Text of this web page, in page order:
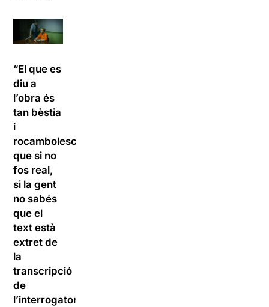
“El que es
diu a
l’obra és
tan bèstia
i
rocambolesc
que si no
fos real,
si la gent
no sabés
que el
text està
extret de
la
transcripció
de
l’interrogatori,